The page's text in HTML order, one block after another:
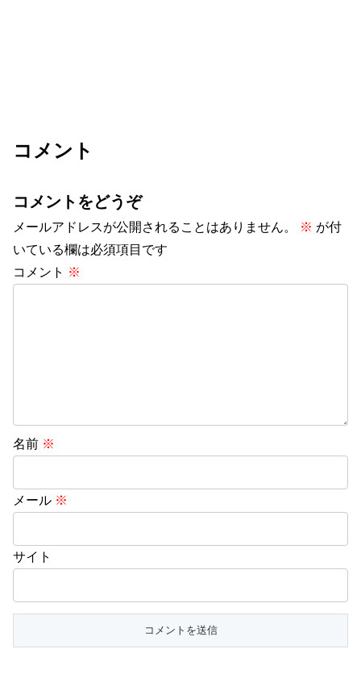
コメント
コメントをどうぞ
メールアドレスが公開されることはありません。 ※ が付
いている欄は必須項目です
コメント ※
名前 ※
メール ※
サイト